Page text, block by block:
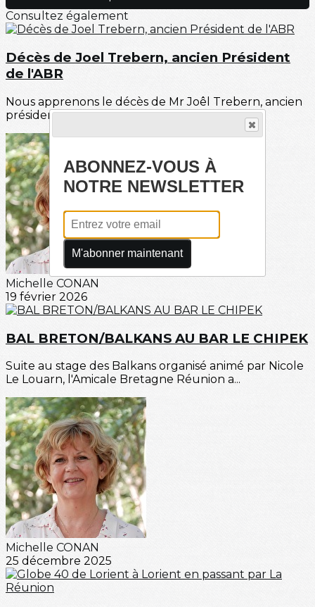
Consultez également
Décès de Joel Trebern, ancien Président
de l'ABR
Nous apprenons le décès de Mr Joêl Trebern, ancien
président de l'Amicale, le lundi 9 février à...
Michelle CONAN
19 février 2026
BAL BRETON/BALKANS AU BAR LE CHIPEK
Suite au stage des Balkans organisé animé par Nicole
Le Louarn, l'Amicale Bretagne Réunion a...
Michelle CONAN
25 décembre 2025
ABONNEZ-VOUS À
NOTRE NEWSLETTER
M'abonner maintenant